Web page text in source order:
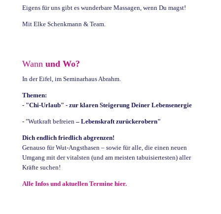
Eigens für uns gibt es wunderbare Massagen, wenn Du magst!
Mit Elke Schenkmann & Team.
Wann und Wo?
In der Eifel, im Seminarhaus Abrahm.
Themen:
- "Chi-Urlaub" - zur klaren Steigerung Deiner Lebensenergie
- "Wutkraft befreien – Lebenskraft zurückerobern"
Dich endlich friedlich abgrenzen!
Genauso für Wut-Angsthasen – sowie für alle, die einen neuen
Umgang mit der vitalsten (und am meisten tabuisiertesten) aller
Kräfte suchen!
Alle Infos und aktuellen Termine hier.